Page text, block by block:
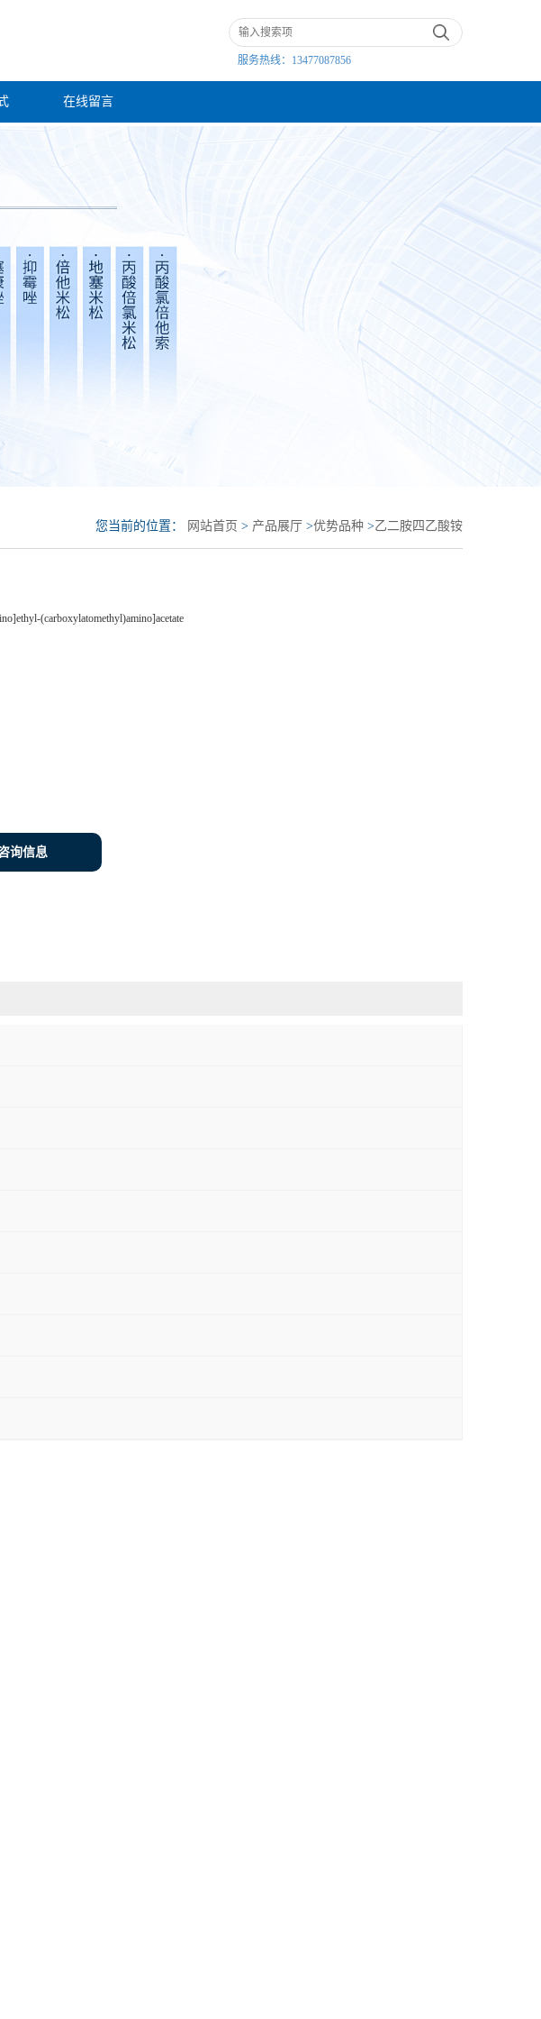
服务热线： 13477087856
在线留言
您当前的位置： 网站首页 > 产品展厅 >优势品种 >乙二胺四乙酸铵
(carboxylatomethyl)amino]acetate
询信息